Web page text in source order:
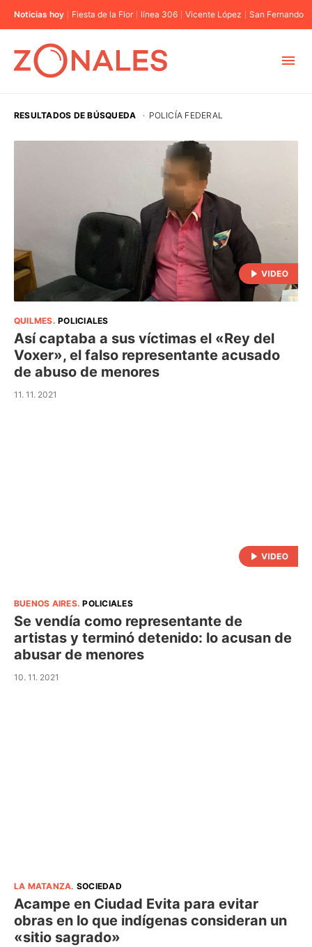
Noticias hoy Fiesta de la Flor línea 306 Vicente López San Fernando
CABA
ELECCIONES 2023
RESULTADOS DE BÚSQUEDA · POLICÍA FEDERAL
QUILMES.POLICIALES
Así captaba a sus víctimas el «Rey del
Voxer», el falso representante acusado
de abuso de menores
11. 11. 2021
BUENOS AIRES.POLICIALES
Se vendía como representante de
artistas y terminó detenido: lo acusan de
abusar de menores
10. 11. 2021
LA MATANZA. SOCIEDAD
Acampe en Ciudad Evita para evitar
obras en lo que indígenas consideran un
«sitio sagrado»